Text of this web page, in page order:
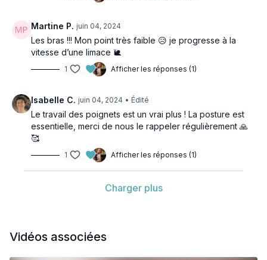
Martine P. juin 04, 2024
Les bras !!! Mon point très faible 😥 je progresse à la
vitesse d’une limace 🐌
1 Afficher les réponses (1)
Isabelle C. juin 04, 2024 • Édité
Le travail des poignets est un vrai plus ! La posture est
essentielle, merci de nous le rappeler régulièrement 🙏
🥰
1 Afficher les réponses (1)
Charger plus
Vidéos associées